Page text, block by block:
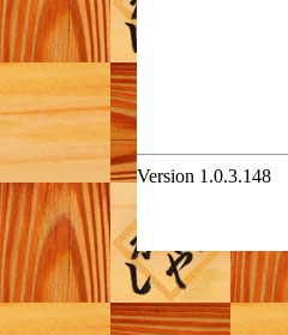
Version 1.0.3.148